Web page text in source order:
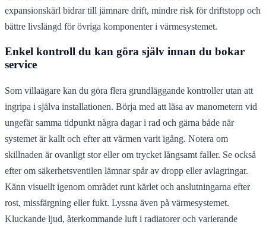
expansionskärl bidrar till jämnare drift, mindre risk för driftstopp och
bättre livslängd för övriga komponenter i värmesystemet.
Enkel kontroll du kan göra själv innan du bokar
service
Som villaägare kan du göra flera grundläggande kontroller utan att
ingripa i själva installationen. Börja med att läsa av manometern vid
ungefär samma tidpunkt några dagar i rad och gärna både när
systemet är kallt och efter att värmen varit igång. Notera om
skillnaden är ovanligt stor eller om trycket långsamt faller. Se också
efter om säkerhetsventilen lämnar spår av dropp eller avlagringar.
Känn visuellt igenom området runt kärlet och anslutningarna efter
rost, missfärgning eller fukt. Lyssna även på värmesystemet.
Kluckande ljud, återkommande luft i radiatorer och varierande